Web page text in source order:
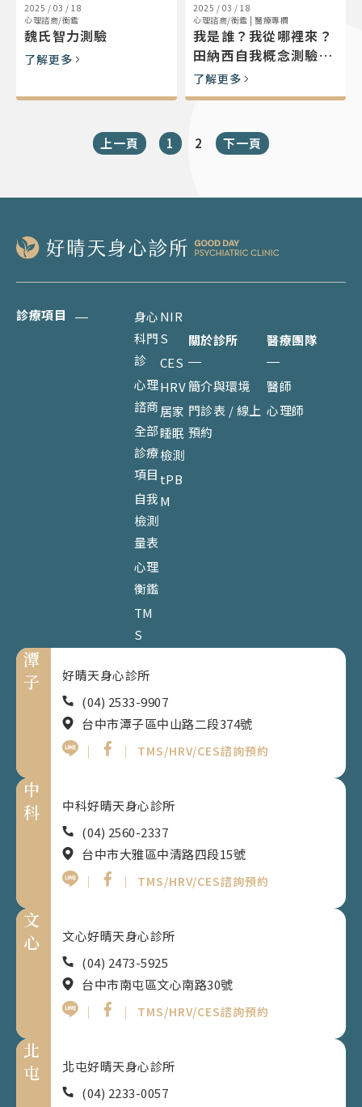
2025 / 03 / 18
心理諮商/衡鑑
魏氏智力測驗
了解更多
2025 / 03 / 18
心理諮商/衡鑑 | 醫療專欄
我是誰？我從哪裡來？
田納西自我概念測驗帶
您探索內在世界
了解更多
上一頁 1 2 下一頁
診療項目
身心
科門
診
心理
諮商
全部
診療
項目
自我
檢測
量表
心理
衡鑑
TM
S
NIR
S
CES
HRV
居家
睡眠
檢測
tPB
M
關於診所
簡介與環境
門診表 / 線上
預約
醫療團隊
醫師
心理師
潭
子
好晴天身心診所
(04) 2533-9907
台中市潭子區中山路二段374號
｜
｜ TMS/HRV/CES諮詢預約
中
科
中科好晴天身心診所
(04) 2560-2337
台中市大雅區中清路四段15號
｜
｜ TMS/HRV/CES諮詢預約
文
心
文心好晴天身心診所
(04) 2473-5925
台中市南屯區文心南路30號
｜
｜ TMS/HRV/CES諮詢預約
北
屯
北屯好晴天身心診所
(04) 2233-0057